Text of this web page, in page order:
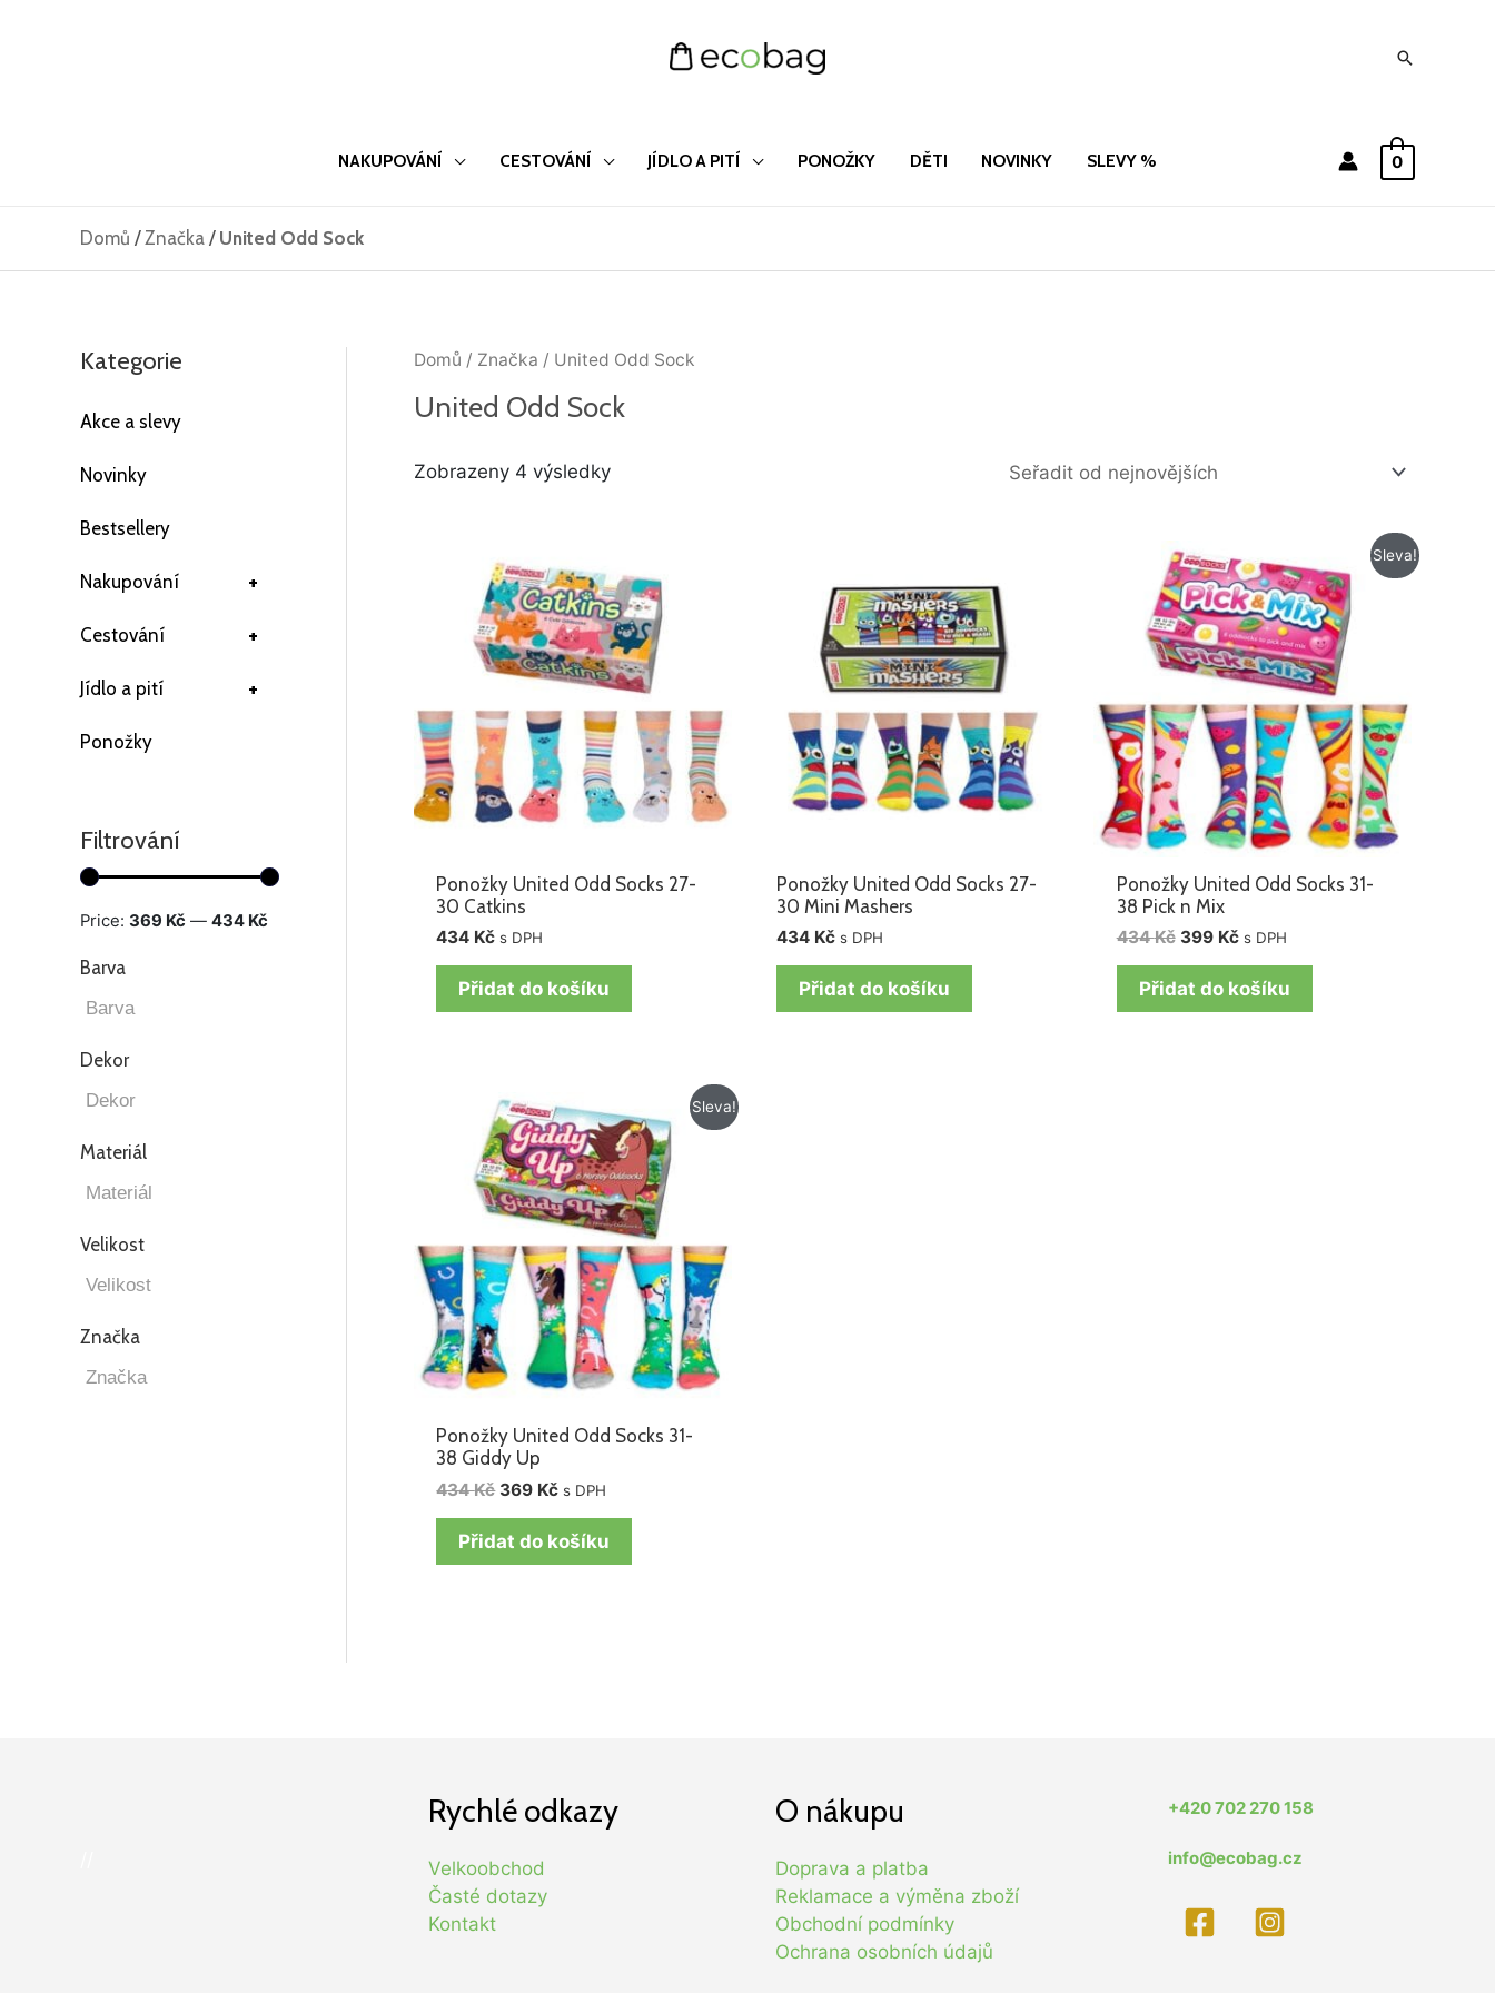
Hledat
NAKUPOVÁNÍ CESTOVÁNÍ JÍDLO A PITÍ PONOŽKY DĚTI NOVINKY SLEVY % 0
Domů /Značka / United Odd Sock
Kategorie
Akce a slevy
Novinky
Bestsellery
+
Nakupování
+
Cestování
+
Jídlo a pití
Ponožky
Filtrování
Price: 369 Kč — 434 Kč
Barva
Dekor
Materiál
Velikost
Značka
Domů / Značka / United Odd Sock
United Odd Sock
Zobrazeny 4 výsledky
Seřazeno
nejnovějších
Ponožky United Odd Socks 27-
30 Catkins
434 Kč s DPH
Přidat do košíku
Ponožky United Odd Socks 27-
30 Mini Mashers
434 Kč s DPH
Přidat do košíku
Sleva!
Ponožky United Odd Socks 31-
38 Pick n Mix
434Kč
Původní
cena
byla:
434 Kč.
399 Kč
cena
je:
399 Kč.
s DPH
Přidat do košíku
Sleva!
Ponožky United Odd Socks 31-
38 Giddy Up
434Kč
Původní
cena
byla:
434 Kč.
369 Kč
Aktuální
cena
je:
369 Kč.
s DPH
Přidat do košíku
Rychlé odkazy
Velkoobchod
Časté dotazy
Kontakt
O nákupu
Doprava a platba
Reklamace a výměna zboží
Obchodní podmínky
Ochrana osobních údajů
+420 702 270 158
info@ecobag.cz